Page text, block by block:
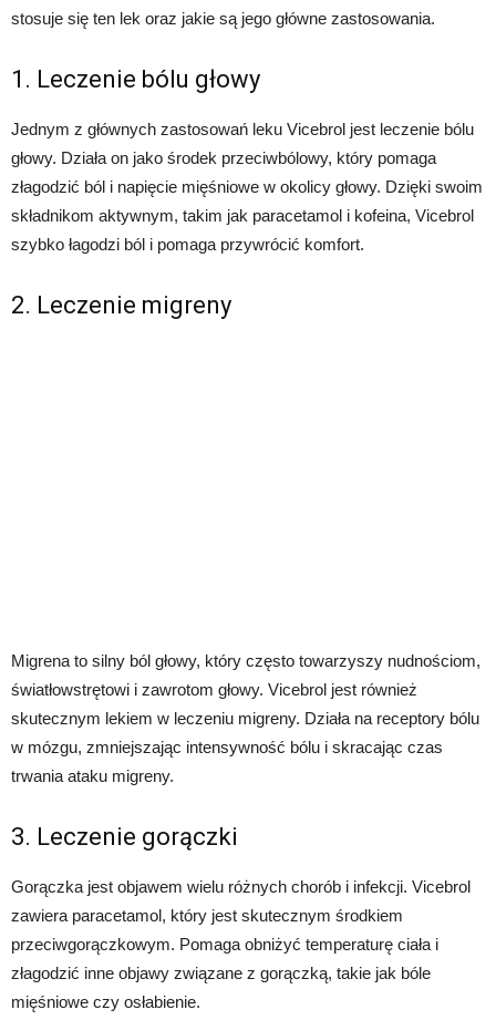
stosuje się ten lek oraz jakie są jego główne zastosowania.
1. Leczenie bólu głowy
Jednym z głównych zastosowań leku Vicebrol jest leczenie bólu
głowy. Działa on jako środek przeciwbólowy, który pomaga
złagodzić ból i napięcie mięśniowe w okolicy głowy. Dzięki swoim
składnikom aktywnym, takim jak paracetamol i kofeina, Vicebrol
szybko łagodzi ból i pomaga przywrócić komfort.
2. Leczenie migreny
Migrena to silny ból głowy, który często towarzyszy nudnościom,
światłowstrętowi i zawrotom głowy. Vicebrol jest również
skutecznym lekiem w leczeniu migreny. Działa na receptory bólu
w mózgu, zmniejszając intensywność bólu i skracając czas
trwania ataku migreny.
3. Leczenie gorączki
Gorączka jest objawem wielu różnych chorób i infekcji. Vicebrol
zawiera paracetamol, który jest skutecznym środkiem
przeciwgorączkowym. Pomaga obniżyć temperaturę ciała i
złagodzić inne objawy związane z gorączką, takie jak bóle
mięśniowe czy osłabienie.